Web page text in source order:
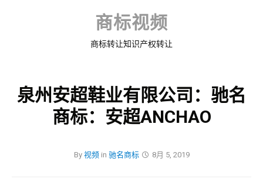
to
content
商标视频
商标转让知识产权转让
泉州安超鞋业有限公司：驰名
商标：安超ANCHAO
By 视频in 驰名商标 8月 5, 2019